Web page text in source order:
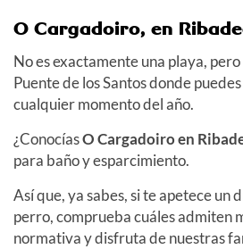
O Cargadoiro, en
No es exactamente una playa, pero
Puente de los Santos donde
cualquier momento del año.
¿ConocíasO Cargadoiro en
para baño y esparcimiento.
Así que, ya sabes, si te apetece un
perro, comprueba cuáles admiten
normativa y disfruta de nuestras